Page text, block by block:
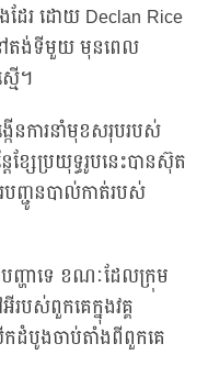
ែរ ដោយ Declan Rice
នៅតង់ទីមួយ មុនពេល
ើ។
នការនាំមុខសរុបរបស់
ខ្សែប្រយុទ្ធរូបនេះបានស៊ុត
ញ្ជូនបាល់កាត់របស់
ញ្ហាទេ ខណៈដែលក្រុម
បស់ពួកគេក្នុងវគ្គ
កដំបូងចាប់តាំងពីពួកគេ